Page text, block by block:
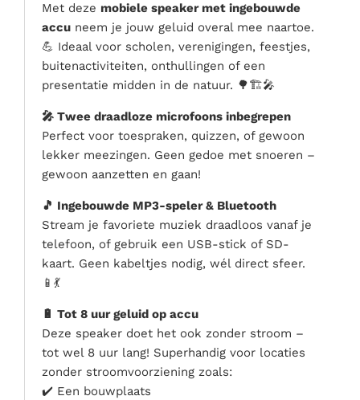
Met deze mobiele speaker met ingebouwde
accu neem je jouw geluid overal mee naartoe.
💪 Ideaal voor scholen, verenigingen, feestjes,
buitenactiviteiten, onthullingen of een
presentatie midden in de natuur. 🌳🏗️🎤
🎤 Twee draadloze microfoons inbegrepen
Perfect voor toespraken, quizzen, of gewoon
lekker meezingen. Geen gedoe met snoeren –
gewoon aanzetten en gaan!
🎵 Ingebouwde MP3-speler & Bluetooth
Stream je favoriete muziek draadloos vanaf je
telefoon, of gebruik een USB-stick of SD-
kaart. Geen kabeltjes nodig, wél direct sfeer.
📱💃
🔋 Tot 8 uur geluid op accu
Deze speaker doet het ook zonder stroom –
tot wel 8 uur lang! Superhandig voor locaties
zonder stroomvoorziening zoals:
✔️ Een bouwplaats